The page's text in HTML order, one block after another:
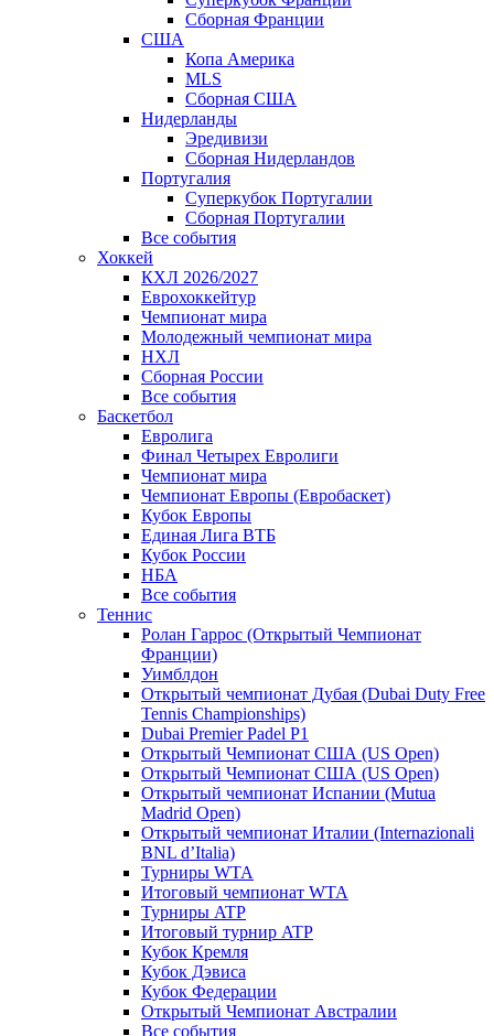
Сборная Франции
США
Копа Америка
MLS
Сборная США
Нидерланды
Эредивизи
Сборная Нидерландов
Португалия
Суперкубок Португалии
Сборная Португалии
Все события
Хоккей
КХЛ 2026/2027
Еврохоккейтур
Чемпионат мира
Молодежный чемпионат мира
НХЛ
Сборная России
Все события
Баскетбол
Евролига
Финал Четырех Евролиги
Чемпионат мира
Чемпионат Европы (Евробаскет)
Кубок Европы
Единая Лига ВТБ
Кубок России
НБА
Все события
Теннис
Ролан Гаррос (Открытый Чемпионат
Франции)
Уимблдон
Открытый чемпионат Дубая (Dubai Duty Free
Tennis Championships)
Dubai Premier Padel P1
Открытый Чемпионат США (US Open)
Открытый Чемпионат США (US Open)
Открытый чемпионат Испании (Mutua
Madrid Open)
Открытый чемпионат Италии (Internazionali
BNL d’Italia)
Турниры WTA
Итоговый чемпионат WTA
Турниры ATP
Итоговый турнир ATP
Кубок Кремля
Кубок Дэвиса
Кубок Федерации
Открытый Чемпионат Австралии
Все события